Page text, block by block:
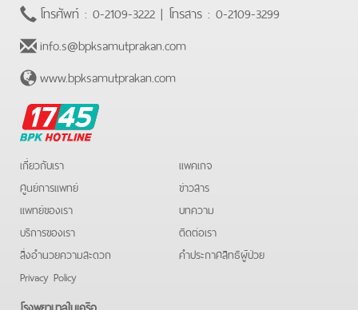
โทรศัพท์ : 0-2109-3222 | โทรสาร : 0-2109-3299
info.s@bpksamutprakan.com
www.bpksamutprakan.com
BPK
Hotline
เกี่ยวกับเรา
ศูนย์การแพทย์
แพทย์ของเรา
บริการของเรา
สิ่งอำนวยความสะดวก
Privacy Policy
แพคเกจ
ข่าวสาร
บทความ
ติดต่อเรา
คําประกาศสิทธิผู้ป่วย